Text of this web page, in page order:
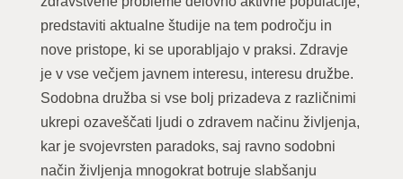
predstaviti aktualne študije na tem področju in
nove pristope, ki se uporabljajo v praksi. Zdravje
je v vse večjem javnem interesu, interesu družbe.
Sodobna družba si vse bolj prizadeva z različnimi
ukrepi ozaveščati ljudi o zdravem načinu življenja,
kar je svojevrsten paradoks, saj ravno sodobni
način življenja mnogokrat botruje slabšanju